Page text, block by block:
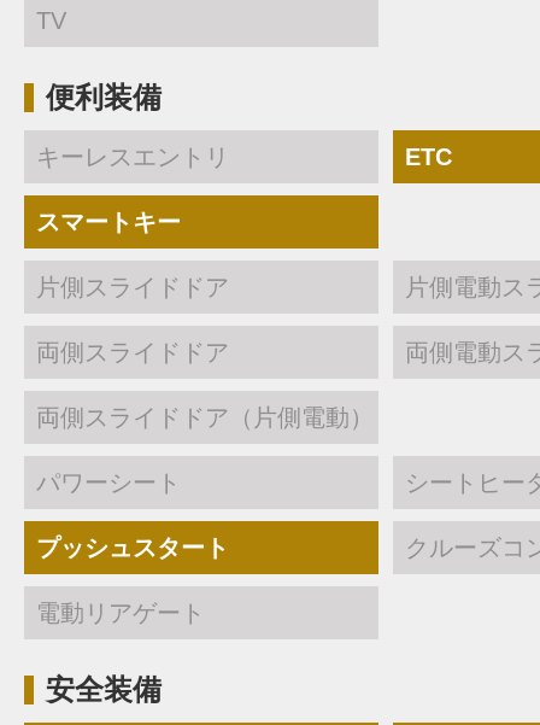
TV
便利装備
キーレスエントリ ETC
スマートキー
片側スライドドア 片側電動ス
両側スライドドア 両側電動ス
両側スライドドア（片側電動）
パワーシート シートヒー
プッシュスタート クルーズコ
電動リアゲート
安全装備